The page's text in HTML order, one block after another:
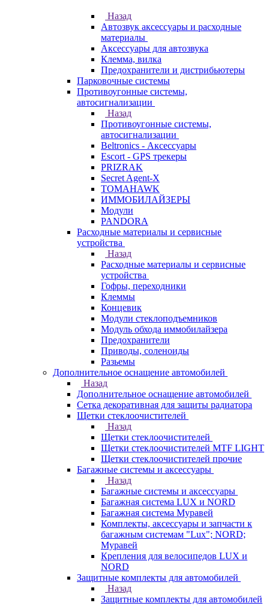
Назад
Автозвук аксессуары и расходные
материалы
Аксессуары для автозвука
Клемма, вилка
Предохранители и дистрибьютеры
Парковочные системы
Противоугонные системы,
автосигнализации
Назад
Противоугонные системы,
автосигнализации
Beltronics - Аксессуары
Escort - GPS трекеры
PRIZRAK
Secret Agent-X
TOMAHAWK
ИММОБИЛАЙЗЕРЫ
Модули
PANDORA
Расходные материалы и сервисные
устройства
Назад
Расходные материалы и сервисные
устройства
Гофры, переходники
Клеммы
Концевик
Модули стеклоподъемников
Модуль обхода иммобилайзера
Предохранители
Приводы, соленоиды
Разьемы
Дополнительное оснащение автомобилей
Назад
Дополнительное оснащение автомобилей
Сетка декоративная для защиты радиатора
Щетки стеклоочистителей
Назад
Щетки стеклоочистителей
Щетки стеклоочистителей MTF LIGHT
Щетки стеклоочистителей прочие
Багажные системы и аксессуары
Назад
Багажные системы и аксессуары
Багажная система LUX и NORD
Багажная система Муравей
Комплекты, аксессуары и запчасти к
багажным системам "Lux"; NORD;
Муравей
Крепления для велосипедов LUX и
NORD
Защитные комплекты для автомобилей
Назад
Защитные комплекты для автомобилей